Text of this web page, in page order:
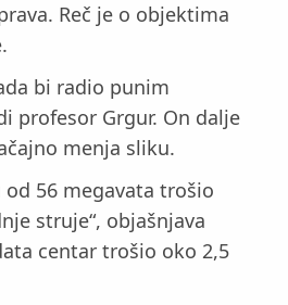
Reč je o objektima
bi radio punim
profesor Grgur. On dalje
menja sliku.
56 megavata trošio
struje“, objašnjava
centar trošio oko 2,5